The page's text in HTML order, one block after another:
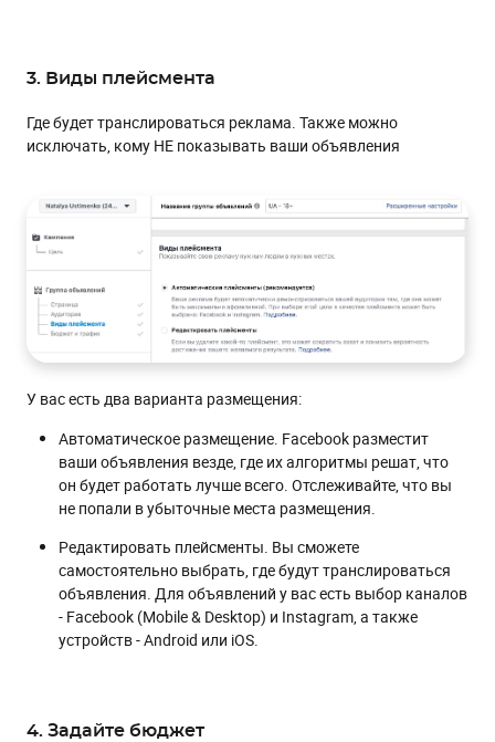
3. Виды плейсмента
Где будет транслироваться реклама. Также можно
исключать, кому НЕ показывать ваши объявления
У вас есть два варианта размещения:
Автоматическое размещение. Facebook разместит
ваши объявления везде, где их алгоритмы решат, что
он будет работать лучше всего. Отслеживайте, что вы
не попали в убыточные места размещения.
Редактировать плейсменты. Вы сможете
самостоятельно выбрать, где будут транслироваться
объявления. Для объявлений у вас есть выбор каналов
- Facebook (Mobile & Desktop) и Instagram, а также
устройств - Android или iOS.
4. Задайте бюджет